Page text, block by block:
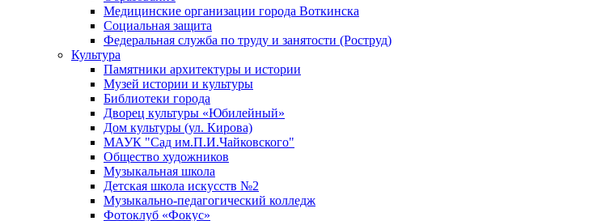
Медицинские организации города Воткинска
Социальная защита
Федеральная служба по труду и занятости (Роструд)
Культура
Памятники архитектуры и истории
Музей истории и культуры
Библиотеки города
Дворец культуры «Юбилейный»
Дом культуры (ул. Кирова)
МАУК "Сад им.П.И.Чайковского"
Общество художников
Музыкальная школа
Детская школа искусств №2
Музыкально-педагогический колледж
Фотоклуб «Фокус»